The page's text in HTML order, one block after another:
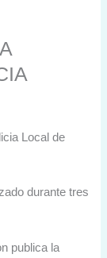
Local de
durante tres
publica la